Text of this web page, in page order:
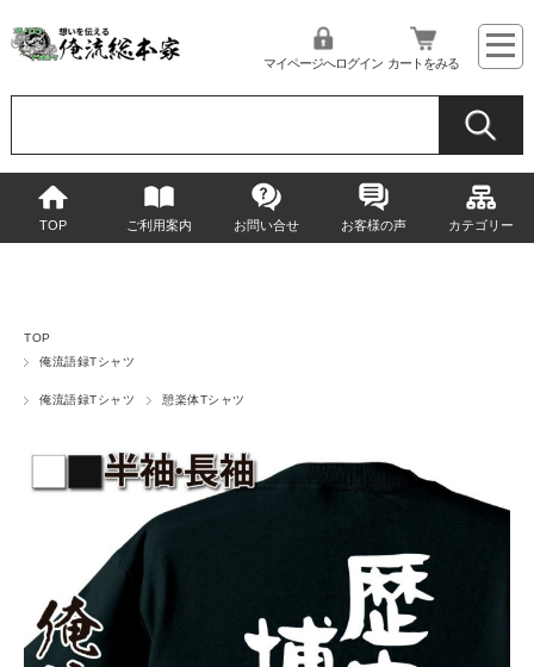
マイページへログイン カートをみる
TOP ご利用案内 お問い合せ お客様の声 カテゴリー
TOP
俺流語録Tシャツ
俺流語録Tシャツ 憩楽体Tシャツ